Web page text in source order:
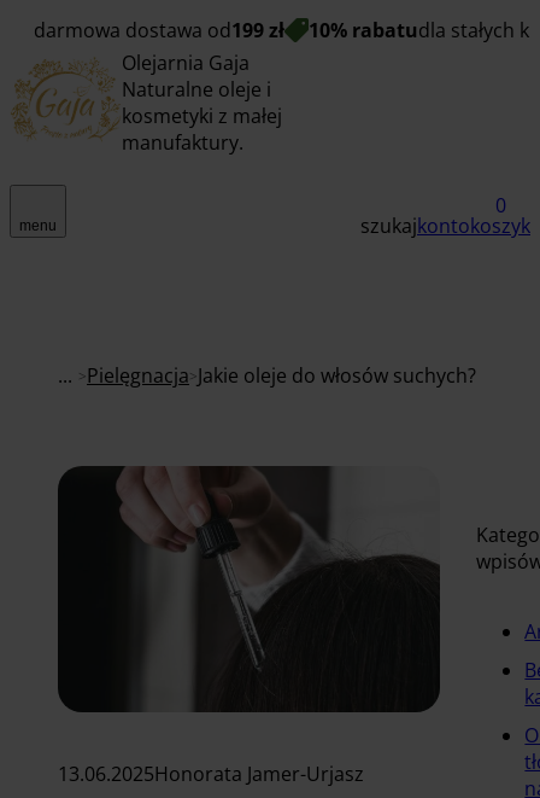
darmowa dostawa od199 zł 10% rabatudla stałych
Olejarnia Gaja
Naturalne oleje i
kosmetyki z małej
manufaktury.
menu szukajkonto
0
koszyk
... Pielęgnacja Jakie oleje do włosów suchych?
13.06.2025Honorata Jamer-Urjasz